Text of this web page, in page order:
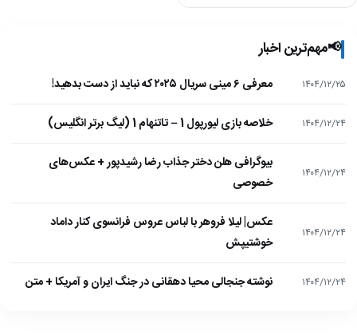
📢مهم‌ترین اخبار
۱۴۰۴/۱۲/۲۵ معرفی ۶ مینی سریال ۲۰۲۵ که نباید از دست بدهید!
۱۴۰۴/۱۲/۲۴ خلاصه بازی لیورپول 1 – تاتنهام 1 (لیگ برتر انگلیس)
۱۴۰۴/۱۲/۲۴
بیوگرافی هلن دختر جذاب رضا رشیدپور + عکس‌های
خصوصی
۱۴۰۴/۱۲/۲۴
عکس| لیلا فروهر با لباس عروس فرانسوی کنار داماد
خوشتیپش
۱۴۰۴/۱۲/۲۴ نوشته جنجالی محیا دهقانی در جنگ ایران و آمریکا + متن